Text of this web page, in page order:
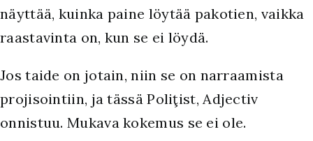
näyttää, kuinka paine löytää pakotien, vaikka
raastavinta on, kun se ei löydä.
Jos taide on jotain, niin se on narraamista
projisointiin, ja tässä Poliţist, Adjectiv
onnistuu. Mukava kokemus se ei ole.